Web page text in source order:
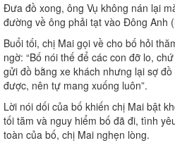
Đưa đồ xong, ông Vụ không nán lại
đường về ông phải tạt vào Đông Anh
Buổi tối, chị Mai gọi về cho bố hỏi
ngờ: “Bố nói thế để các con đỡ lo,
gửi đồ bằng xe khách nhưng lại sợ
được, nên tự mang xuống luôn”.
Lời nói dối của bố khiến chị Mai bật
tối tăm và nguy hiểm bố đã đi, tình
toàn của bố, chị Mai nghẹn lòng.